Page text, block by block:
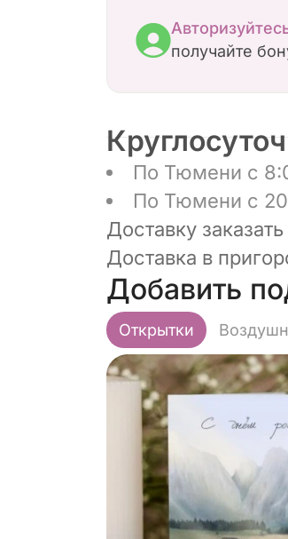
получайте
По Тюмени с
По Тюмени с
Доставку
Доставка в
Добавить
Открытки